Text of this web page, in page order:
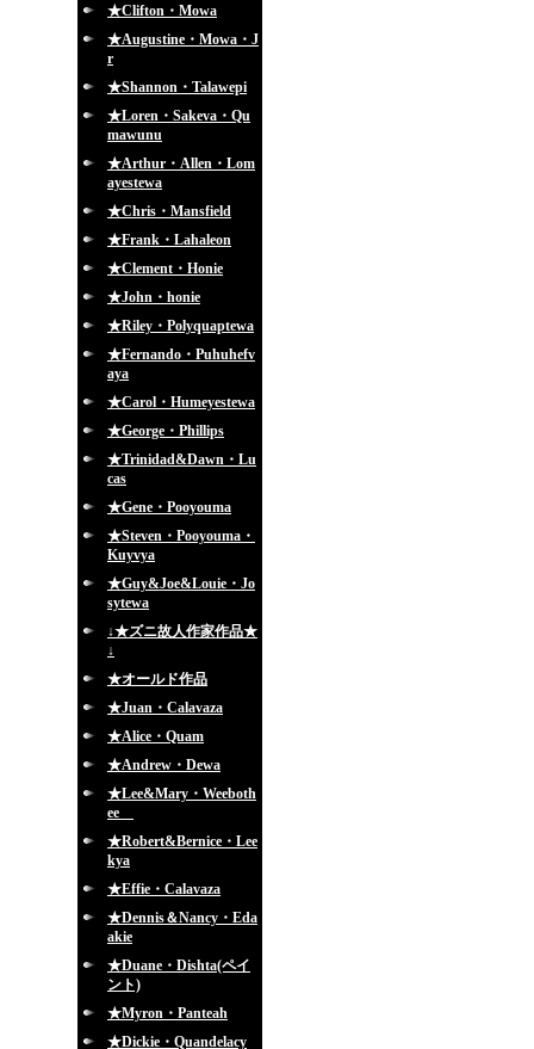
★Clifton・Mowa
★Augustine・Mowa・J
r
★Shannon・Talawepi
★Loren・Sakeva・Qu
mawunu
★Arthur・Allen・Lom
ayestewa
★Chris・Mansfield
★Frank・Lahaleon
★Clement・Honie
★John・honie
★Riley・Polyquaptewa
★Fernando・Puhuhefv
aya
★Carol・Humeyestewa
★George・Phillips
★Trinidad&Dawn・Lu
cas
★Gene・Pooyouma
★Steven・Pooyouma・
Kuyvya
★Guy&Joe&Louie・Jo
sytewa
↓★ズニ故人作家作品★
↓
★オールド作品
★Juan・Calavaza
★Alice・Quam
★Andrew・Dewa
★Lee&Mary・Weeboth
ee
★Robert&Bernice・Lee
kya
★Effie・Calavaza
★Dennis＆Nancy・Eda
akie
★Duane・Dishta(ペイ
ント)
★Myron・Panteah
★Dickie・Quandelacy